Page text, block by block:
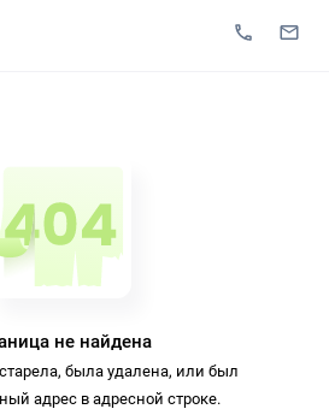
не найдена
была удалена, или был
адрес в адресной строке.